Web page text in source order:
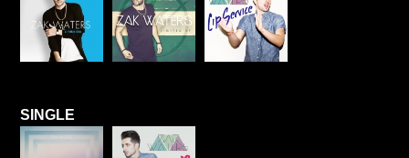
SINGLE